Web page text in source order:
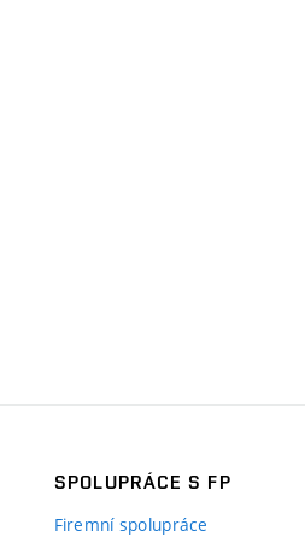
SPOLUPRÁCE S FP
Firemní spolupráce